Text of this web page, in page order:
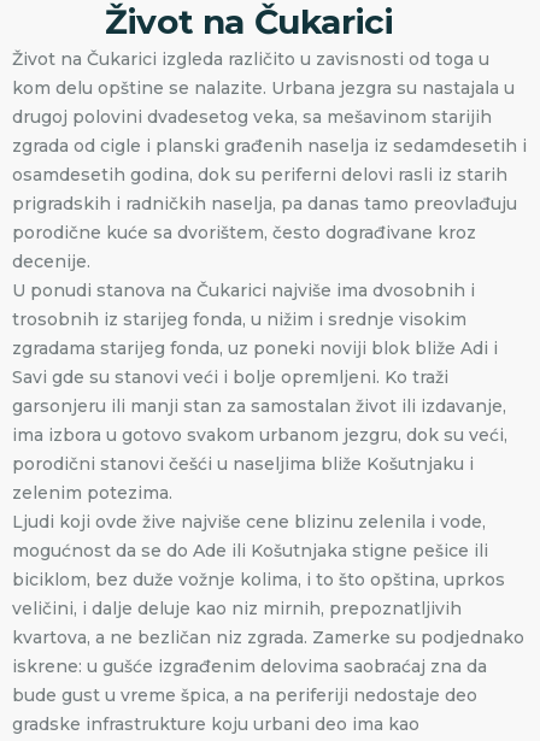
Život na Čukarici
Život na Čukarici izgleda različito u zavisnosti od toga u
kom delu opštine se nalazite. Urbana jezgra su nastajala u
drugoj polovini dvadesetog veka, sa mešavinom starijih
zgrada od cigle i planski građenih naselja iz sedamdesetih i
osamdesetih godina, dok su periferni delovi rasli iz starih
prigradskih i radničkih naselja, pa danas tamo preovlađuju
porodične kuće sa dvorištem, često dograđivane kroz
decenije.
U ponudi stanova na Čukarici najviše ima dvosobnih i
trosobnih iz starijeg fonda, u nižim i srednje visokim
zgradama starijeg fonda, uz poneki noviji blok bliže Adi i
Savi gde su stanovi veći i bolje opremljeni. Ko traži
garsonjeru ili manji stan za samostalan život ili izdavanje,
ima izbora u gotovo svakom urbanom jezgru, dok su veći,
porodični stanovi češći u naseljima bliže Košutnjaku i
zelenim potezima.
Ljudi koji ovde žive najviše cene blizinu zelenila i vode,
mogućnost da se do Ade ili Košutnjaka stigne pešice ili
biciklom, bez duže vožnje kolima, i to što opština, uprkos
veličini, i dalje deluje kao niz mirnih, prepoznatljivih
kvartova, a ne bezličan niz zgrada. Zamerke su podjednako
iskrene: u gušće izgrađenim delovima saobraćaj zna da
bude gust u vreme špica, a na periferiji nedostaje deo
gradske infrastrukture koju urbani deo ima kao